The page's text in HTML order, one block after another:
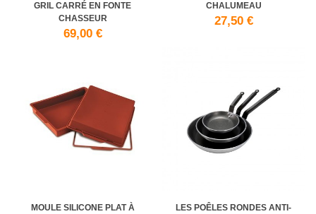
GRIL CARRÉ EN FONTE
CHASSEUR
69,00 €
CHALUMEAU
27,50 €
MOULE SILICONE PLAT À
LES POÊLES RONDES ANTI-